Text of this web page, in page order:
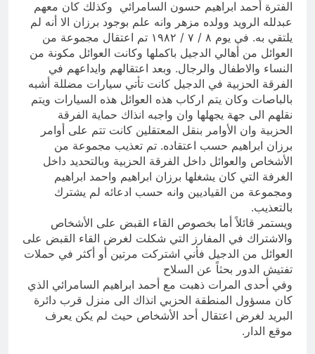
الفترة أحمد ابراهيم حسون السامرائي وكذلك كان معهم
عبدلله الرويد وولده مزهر وانه علم بوجود برزان الا أنه لم
يلتقي به. في يوم ٨ / ٧ / ١٩٨٢ تم اعتقال مجموعة من
العوائل من أهالي الدجيل باكملها وكانت العوائل مكونة من
النساء والاطفال والرجال. وبعد اعتقالهم وايداعهم في
الفرقة الحزبية في الدجيل كانت تأتي سيارات مضللة أشبه
بالباصات وكان يتم اركاب هذه العوائل هذه السيارات ويتم
نقلهم الى جهة يجهلها وان واجبه انذاك حماية الفرقة
الحزبية وان الأوامر بنقل المعتقلين كانت تتم على أوامر
برزان ابراهيم حسب اعتقاده. تم تعذيب مجموعة من
الأشخاص والعوائل داخل الفرقة الحزبية وبالتحديد داخل
الغرفة التي كان يشغلها برزان ابراهيم واحمد ابراهيم
ومجموعة من القياديين وانه حسب ادعائه لم يشترك
بالتعذيب.
ويستمر قائلاً أما بخصوص القاء القبض على الأشخاص
والاشتراك في المفارز التي شكلت لغرض القاء القبض على
العوائل من الدجيل فأني اشتركت مرتين أو أكثر في حملات
تفتيش الدور بحثاً عن السلاح
وفي أحدى المرات ذهبت مع أحمد ابراهيم السامرائي الذي
كان مسؤول المنطقة الحزبي انذاك الى منزل قرب دائرة
البريد لغرض اعتقال أحد الأشخاص حيث لم يكن يعرف
موقع الدار.